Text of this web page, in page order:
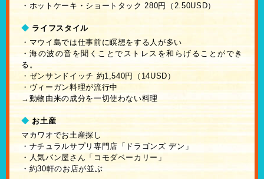
・ホットケーキ・ショートタック 280円（2.50USD）
◆ ライフスタイル
・マウイ島では仕事前に瞑想をする人が多い
・海の波の音を聞くことでストレスを和らげることができ
る。
・ゼンサンドイッチ 約1,540円（14USD）
・ヴィーガン料理が流行中
→動物由来の成分を一切使わない料理
◆お土産
マカワオでお土産探し
・ナチュラルサプリ専門店「ドラゴンズ デン」
・人気パン屋さん「コモダベーカリー」
・約30軒のお店が並ぶ